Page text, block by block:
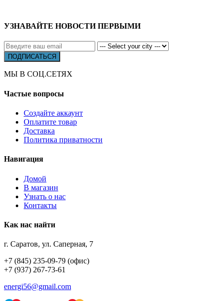
УЗНАВАЙТЕ НОВОСТИ ПЕРВЫМИ
МЫ В СОЦ.СЕТЯХ
Частые вопросы
Создайте аккаунт
Оплатите товар
Доставка
Политика приватности
Навигация
Домой
В магазин
Узнать о нас
Контакты
Как нас найти
г. Саратов, ул. Саперная, 7
+7 (845) 235-09-79 (офис)
+7 (937) 267-73-61
energi56@gmail.com